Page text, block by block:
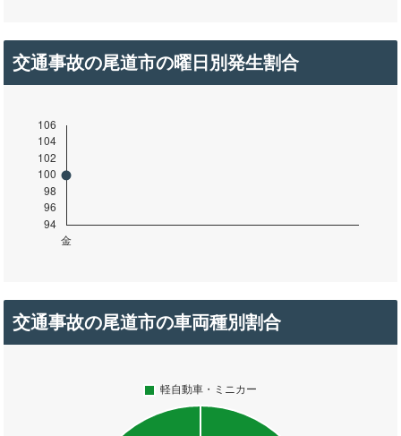
交通事故の尾道市の曜日別発生割合
交通事故の尾道市の車両種別割合